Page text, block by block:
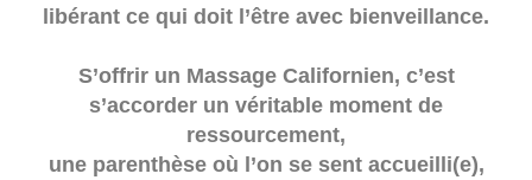
libérant ce qui doit l’être avec bienveillance.
S’offrir un Massage Californien, c’est
s’accorder un véritable moment de
ressourcement,
une parenthèse où l’on se sent accueilli(e),